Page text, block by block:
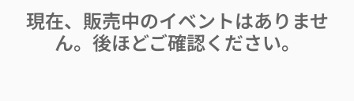
現在、販売中のイベントはありませ
ん。後ほどご確認ください。